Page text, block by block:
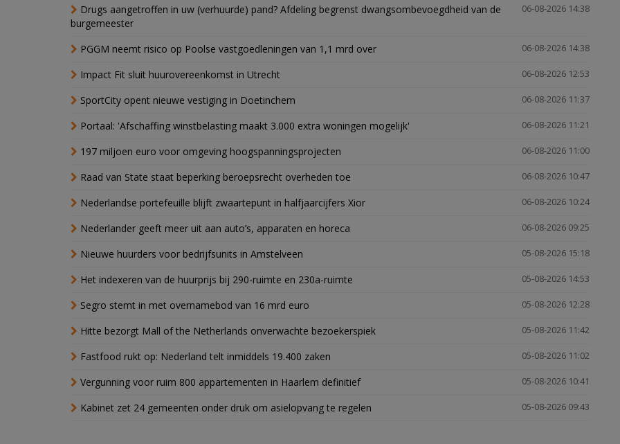
06-08-2026 14:38
Drugs aangetroffen in uw (verhuurde) pand? Afdeling begrenst dwangsombevoegdheid van de
burgemeester
06-08-2026 14:38
PGGM neemt risico op Poolse vastgoedleningen van 1,1 mrd over
06-08-2026 12:53
Impact Fit sluit huurovereenkomst in Utrecht
06-08-2026 11:37
SportCity opent nieuwe vestiging in Doetinchem
06-08-2026 11:21
Portaal: 'Afschaffing winstbelasting maakt 3.000 extra woningen mogelijk'
06-08-2026 11:00
197 miljoen euro voor omgeving hoogspanningsprojecten
06-08-2026 10:47
Raad van State staat beperking beroepsrecht overheden toe
06-08-2026 10:24
Nederlandse portefeuille blijft zwaartepunt in halfjaarcijfers Xior
06-08-2026 09:25
Nederlander geeft meer uit aan auto’s, apparaten en horeca
05-08-2026 15:18
Nieuwe huurders voor bedrijfsunits in Amstelveen
05-08-2026 14:53
Het indexeren van de huurprijs bij 290-ruimte en 230a-ruimte
05-08-2026 12:28
Segro stemt in met overnamebod van 16 mrd euro
05-08-2026 11:42
Hitte bezorgt Mall of the Netherlands onverwachte bezoekerspiek
05-08-2026 11:02
Fastfood rukt op: Nederland telt inmiddels 19.400 zaken
05-08-2026 10:41
Vergunning voor ruim 800 appartementen in Haarlem definitief
05-08-2026 09:43
Kabinet zet 24 gemeenten onder druk om asielopvang te regelen